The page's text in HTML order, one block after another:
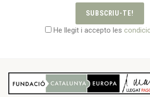
SUBSCRIU-TE!
He llegit i accepto les